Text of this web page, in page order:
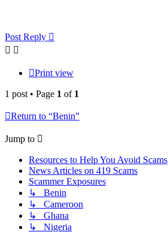
Post Reply
Print view
1 post • Page 1 of 1
Return to “Benin”
Jump to
Resources to Help You Avoid Scams
News Articles on 419 Scams
Scammer Exposures
↳ Benin
↳ Cameroon
↳ Ghana
↳ Nigeria